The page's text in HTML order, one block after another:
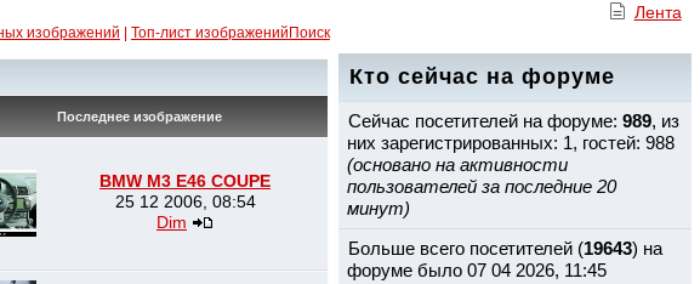
Лента
Кто сейчас на форуме
Сейчас посетителей на форуме: 989, из
них зарегистрированных: 1, гостей: 988
(основано на активности
пользователей за последние 20
минут)
Больше всего посетителей (19643) на
форуме было 07 04 2026, 11:45
изображений | Топ-лист изображенийПоиск
Последнее изображение
BMW M3 E46 COUPE
25 12 2006, 08:54
Dim